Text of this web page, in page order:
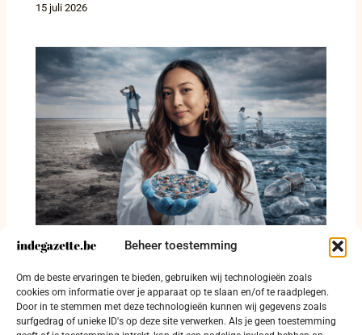
Beheer toestemming
Om de beste ervaringen te bieden, gebruiken wij technologieën zoals
cookies om informatie over je apparaat op te slaan en/of te raadplegen.
Door in te stemmen met deze technologieën kunnen wij gegevens zoals
surfgedrag of unieke ID's op deze site verwerken. Als je geen toestemming
15 juli 2026
Van Aralmeer tot microplastics: Dana
Zhaxylykova vraagt sneller en strenger
optreden
13 april 2026